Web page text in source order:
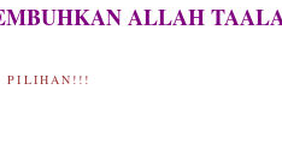
ALLAH TAALA.
PILIHAN!!!